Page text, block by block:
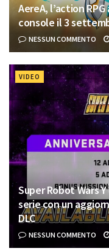
AereA, l’action
console il 3
NESSUN COMMENTO
VIDEO
Super Robot Wars
serie con un
DLC
NESSUN COMMENTO